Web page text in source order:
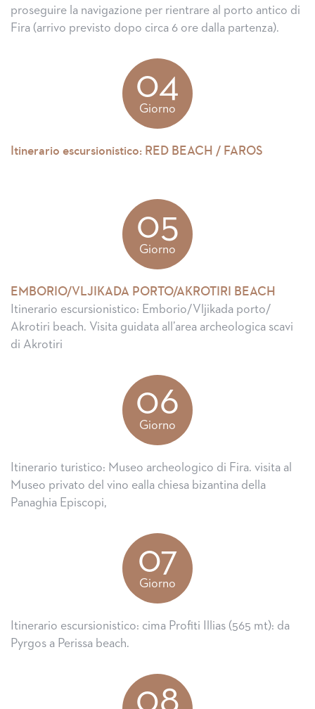
proseguire la navigazione per rientrare al porto antico di
Fira (arrivo previsto dopo circa 6 ore dalla partenza).
04
Giorno
Itinerario escursionistico: RED BEACH / FAROS
05
Giorno
EMBORIO/VLJIKADA PORTO/AKROTIRI BEACH
Itinerario escursionistico: Emborio/Vljikada porto/
Akrotiri beach. Visita guidata all’area archeologica scavi
di Akrotiri
06
Giorno
Itinerario turistico: Museo archeologico di Fira. visita al
Museo privato del vino ealla chiesa bizantina della
Panaghia Episcopi,
07
Giorno
Itinerario escursionistico: cima Profiti Illias (565 mt): da
Pyrgos a Perissa beach.
08